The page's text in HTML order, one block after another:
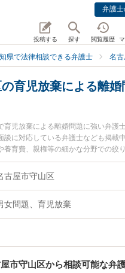
弁護
投稿する 探す 閲覧履歴
県で法律相談できる弁護士 名
育児放棄による離婚
育児放棄による離婚問題に強い弁護
談に対応している弁護士なども掲載
養育費、親権等の細かな分野での絞
法律事務所の中村 弘人弁護士やみつ
ール情報や弁護士費用、強みなどが
士を検索したい』『初回相談無料で
名古屋市守山区内の弁護士に相談予
すすめです。
古屋市守山区
女問題、育児放棄
市守山区から相談可能な弁